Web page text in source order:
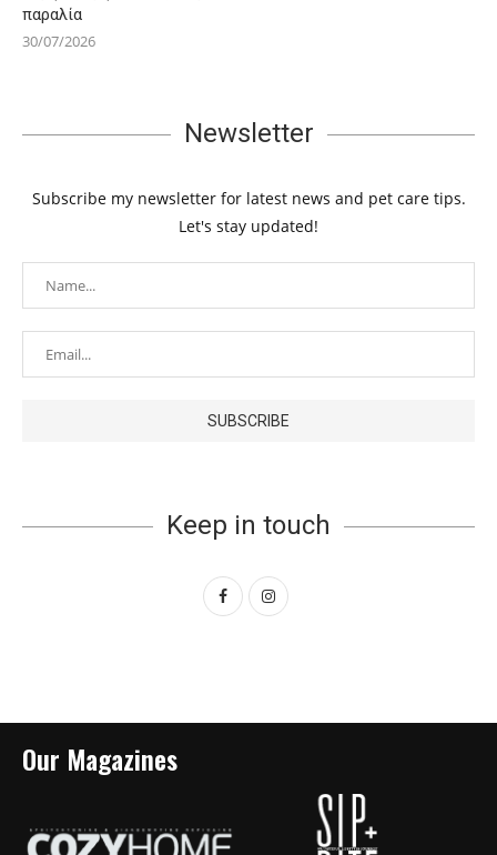
παραλία
30/07/2026
Newsletter
Subscribe my newsletter for latest news and pet care tips.
Let's stay updated!
Keep in touch
Our Magazines